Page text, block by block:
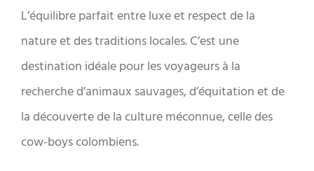
L’équilibre parfait entre luxe et respect de la
nature et des traditions locales. C’est une
destination idéale pour les voyageurs à la
recherche d’animaux sauvages, d’équitation et de
la découverte de la culture méconnue, celle des
cow-boys colombiens.